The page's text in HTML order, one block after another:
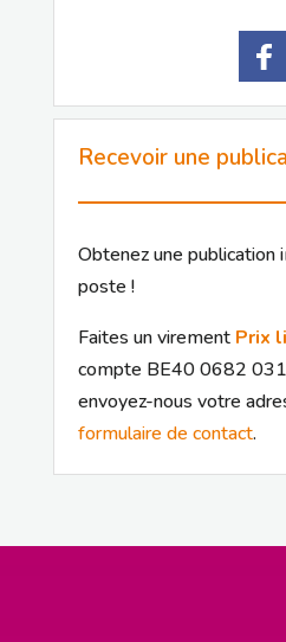
Recevoir une
Obtenez une publication
poste !
Faites un virement Prix
compte BE40 0682
envoyez-nous votre
formulaire de contact.